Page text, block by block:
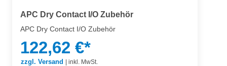
APC Dry Contact I/O Zubehör
APC Dry Contact I/O Zubehör
122,62 €*
zzgl. Versand inkl. MwSt.